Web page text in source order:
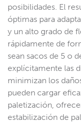
posibilidades. El
óptimas para
y un alto grado de
rápidamente de
sean sacos de 5 o
explícitamente las
minimizan los
pueden cargar
paletización,
estabilización de